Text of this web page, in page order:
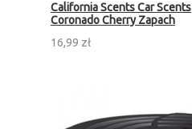
California Scents Car Scents
Coronado Cherry Zapach
16,99 zł